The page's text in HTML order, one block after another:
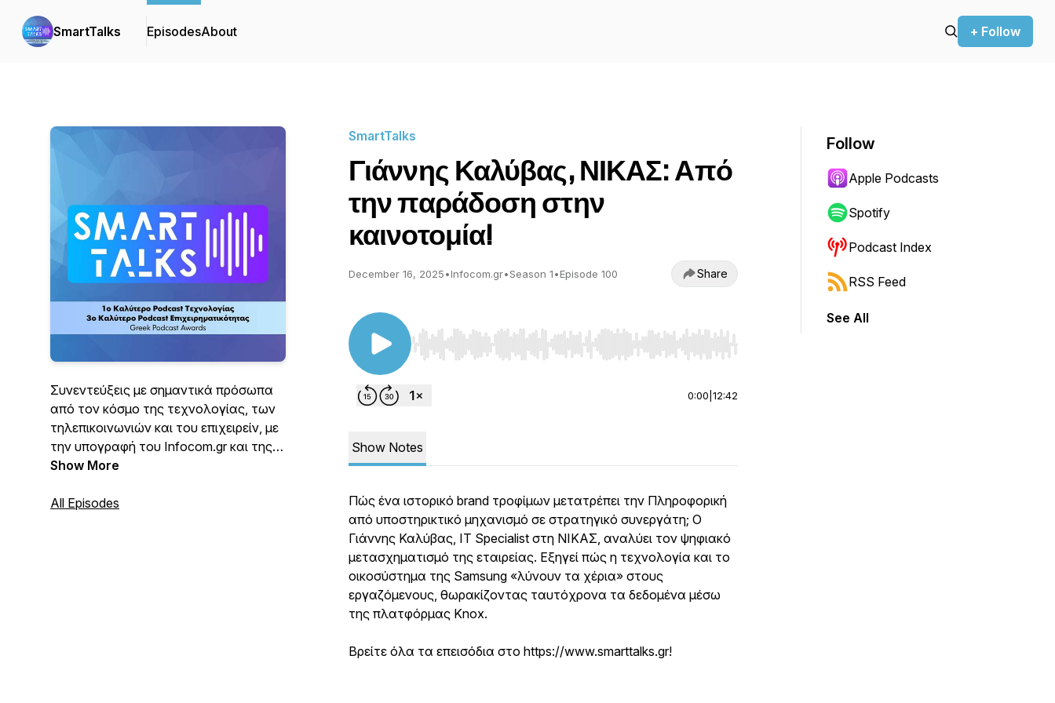
SmartTalks EpisodesAbout + Follow
Συνεντεύξεις με σημαντικά πρόσωπα
από τον κόσμο της τεχνολογίας, των
τηλεπικοινωνιών και του επιχειρείν, με
την υπογραφή του Infocom.gr και της
Smartpress! Παρουσιάζει ο
Show More
All Episodes
SmartTalks
Γιάννης Καλύβας, ΝΙΚΑΣ: Από
την παράδοση στην
καινοτομία!
December 16, 2025•Infocom.gr•Season 1•Episode 100 Share
Use Left/Right to seek, Home/End to jump to start or end. Hold shift to jump forward or backward.
0:00 12:42
Show Notes
Πώς ένα ιστορικό brand τροφίμων μετατρέπει την Πληροφορική
από υποστηρικτικό μηχανισμό σε στρατηγικό συνεργάτη; Ο
Γιάννης Καλύβας, IT Specialist στη ΝΙΚΑΣ, αναλύει τον ψηφιακό
μετασχηματισμό της εταιρείας. Εξηγεί πώς η τεχνολογία και το
οικοσύστημα της Samsung «λύνουν τα χέρια» στους
εργαζόμενους, θωρακίζοντας ταυτόχρονα τα δεδομένα μέσω
της πλατφόρμας Knox.
Βρείτε όλα τα επεισόδια στο https://www.smarttalks.gr!
Follow
Apple Podcasts
Spotify
Podcast Index
RSS Feed
See All